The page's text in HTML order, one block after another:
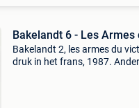
Bakelandt 6 - Les Armes
Bakelandt 2, les armes du
druk in het frans, 1987.